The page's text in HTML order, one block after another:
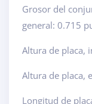
Grosor del
general: 0.715
Altura de placa,
Altura de placa,
Longitud de